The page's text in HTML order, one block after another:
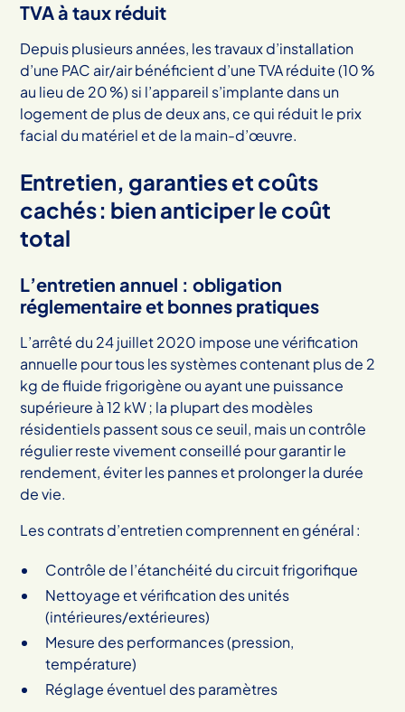
TVA à taux réduit
Depuis plusieurs années, les travaux d’installation
d’une PAC air/air bénéficient d’une TVA réduite (10 %
au lieu de 20 %) si l’appareil s’implante dans un
logement de plus de deux ans, ce qui réduit le prix
facial du matériel et de la main-d’œuvre.
Entretien, garanties et coûts
cachés : bien anticiper le coût
total
L’entretien annuel : obligation
réglementaire et bonnes pratiques
L’arrêté du 24 juillet 2020 impose une vérification
annuelle pour tous les systèmes contenant plus de 2
kg de fluide frigorigène ou ayant une puissance
supérieure à 12 kW ; la plupart des modèles
résidentiels passent sous ce seuil, mais un contrôle
régulier reste vivement conseillé pour garantir le
rendement, éviter les pannes et prolonger la durée
de vie.
Les contrats d’entretien comprennent en général :
Contrôle de l’étanchéité du circuit frigorifique
Nettoyage et vérification des unités
(intérieures/extérieures)
Mesure des performances (pression,
température)
Réglage éventuel des paramètres